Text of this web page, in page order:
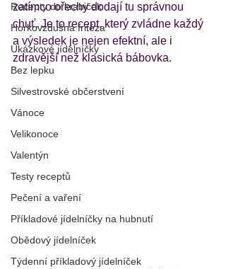
Recepty do krabiček
Horkovzdušná fritéza
Ukázkové jídelníčky
Bez lepku
Silvestrovské občerstvení
Vánoce
Velikonoce
Valentýn
Testy receptů
Pečení a vaření
Příkladové jídelníčky na hubnutí
Obědový jídelníček
Týdenní příkladový jídelníček
zatímco ořechy dodají tu správnou
chuť. Je to recept, který zvládne každý
a výsledek je nejen efektní, ale i
zdravější než klasická bábovka.